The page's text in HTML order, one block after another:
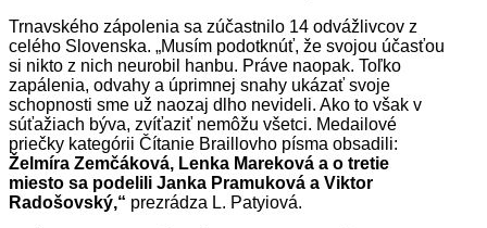
Trnavského zápolenia sa zúčastnilo 14 odvážlivcov z
celého Slovenska. „Musím podotknúť, že svojou účasťou
si nikto z nich neurobil hanbu. Práve naopak. Toľko
zapálenia, odvahy a úprimnej snahy ukázať svoje
schopnosti sme už naozaj dlho nevideli. Ako to však v
súťažiach býva, zvíťaziť nemôžu všetci. Medailové
priečky kategórii Čítanie Braillovho písma obsadili:
Želmíra Zemčáková, Lenka Mareková a o tretie
miesto sa podelili Janka Pramuková a Viktor
Radošovský,“ prezrádza L. Patyiová.